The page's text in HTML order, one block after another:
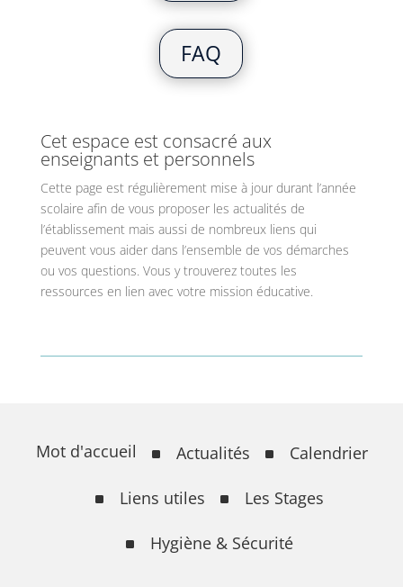
FAQ
Cet espace est consacré aux
enseignants et personnels
Cette page est régulièrement mise à jour durant l’année
scolaire afin de vous proposer les actualités de
l’établissement mais aussi de nombreux liens qui
peuvent vous aider dans l’ensemble de vos démarches
ou vos questions. Vous y trouverez toutes les
ressources en lien avec votre mission éducative.
Mot d'accueil Actualités Calendrier
Liens utiles Les Stages
Hygiène & Sécurité